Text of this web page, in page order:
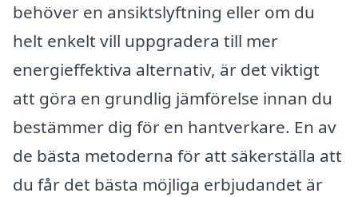
behöver en ansiktslyftning eller om du
helt enkelt vill uppgradera till mer
energieffektiva alternativ, är det viktigt
att göra en grundlig jämförelse innan du
bestämmer dig för en hantverkare. En av
de bästa metoderna för att säkerställa att
du får det bästa möjliga erbjudandet är